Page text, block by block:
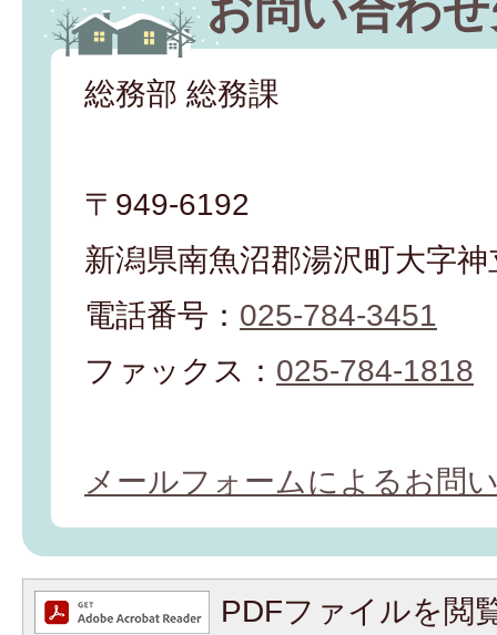
お問い合わ
総務部 総務課
〒949-6192
新潟県南魚沼郡湯沢町大字
電話番号： 025-784-3451
ファックス： 025-784-1818
メールフォームによるお問
PDFファイルを閲